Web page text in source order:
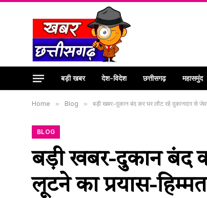
बड़ी खबर देश-विदेश छत्तीसगढ़ महासमुंद
Home » Blog » बड़ी खबर-दुकान बंद कर घर लौट रहे दुकानदार से
BLOG
बड़ी खबर-दुकान बंद
लूटने का प्रयास-